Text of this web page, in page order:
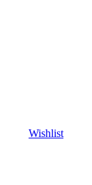
Wishlist